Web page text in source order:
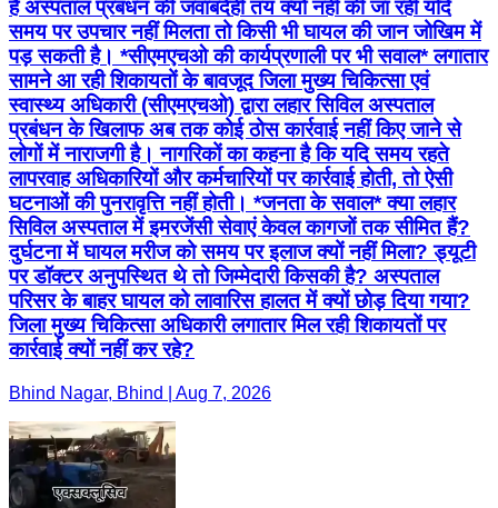
है अस्पताल प्रबंधन की जवाबदेही तय क्यों नहीं की जा रही यदि
समय पर उपचार नहीं मिलता तो किसी भी घायल की जान जोखिम में
पड़ सकती है। *सीएमएचओ की कार्यप्रणाली पर भी सवाल* लगातार
सामने आ रही शिकायतों के बावजूद जिला मुख्य चिकित्सा एवं
स्वास्थ्य अधिकारी (सीएमएचओ) द्वारा लहार सिविल अस्पताल
प्रबंधन के खिलाफ अब तक कोई ठोस कार्रवाई नहीं किए जाने से
लोगों में नाराजगी है। नागरिकों का कहना है कि यदि समय रहते
लापरवाह अधिकारियों और कर्मचारियों पर कार्रवाई होती, तो ऐसी
घटनाओं की पुनरावृत्ति नहीं होती। *जनता के सवाल* क्या लहार
सिविल अस्पताल में इमरजेंसी सेवाएं केवल कागजों तक सीमित हैं?
दुर्घटना में घायल मरीज को समय पर इलाज क्यों नहीं मिला? ड्यूटी
पर डॉक्टर अनुपस्थित थे तो जिम्मेदारी किसकी है? अस्पताल
परिसर के बाहर घायल को लावारिस हालत में क्यों छोड़ दिया गया?
जिला मुख्य चिकित्सा अधिकारी लगातार मिल रही शिकायतों पर
कार्रवाई क्यों नहीं कर रहे?
Bhind Nagar, Bhind | Aug 7, 2026